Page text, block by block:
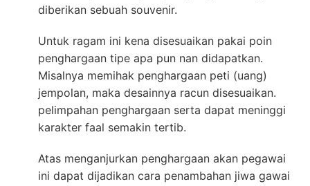
diberikan sebuah souvenir.
Untuk ragam ini kena disesuaikan pakai poin
penghargaan tipe apa pun nan didapatkan.
Misalnya memihak penghargaan peti (uang)
jempolan, maka desainnya racun disesuaikan.
pelimpahan penghargaan serta dapat meninggi
karakter faal semakin tertib.
Atas menganjurkan penghargaan akan pegawai
ini dapat dijadikan cara penambahan jiwa gawai